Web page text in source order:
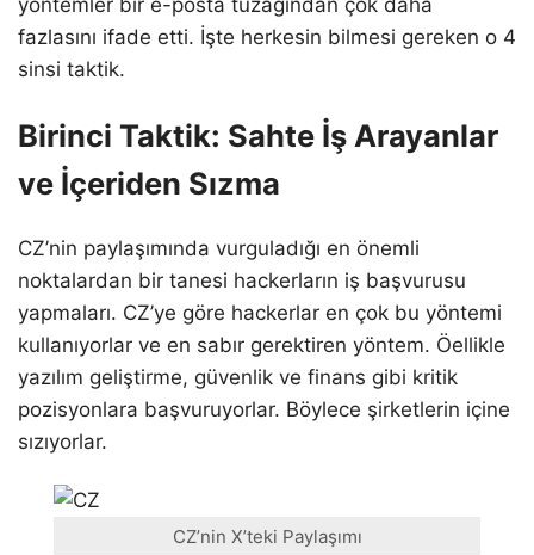
fazlasını ifade etti. İşte herkesin bilmesi gereken o 4
sinsi taktik.
Birinci Taktik: Sahte İş Arayanlar
ve İçeriden Sızma
CZ’nin paylaşımında vurguladığı en önemli
noktalardan bir tanesi hackerların iş başvurusu
yapmaları. CZ’ye göre hackerlar en çok bu yöntemi
kullanıyorlar ve en sabır gerektiren yöntem. Öellikle
yazılım geliştirme, güvenlik ve finans gibi kritik
pozisyonlara başvuruyorlar. Böylece şirketlerin içine
sızıyorlar.
CZ’nin X’teki Paylaşımı